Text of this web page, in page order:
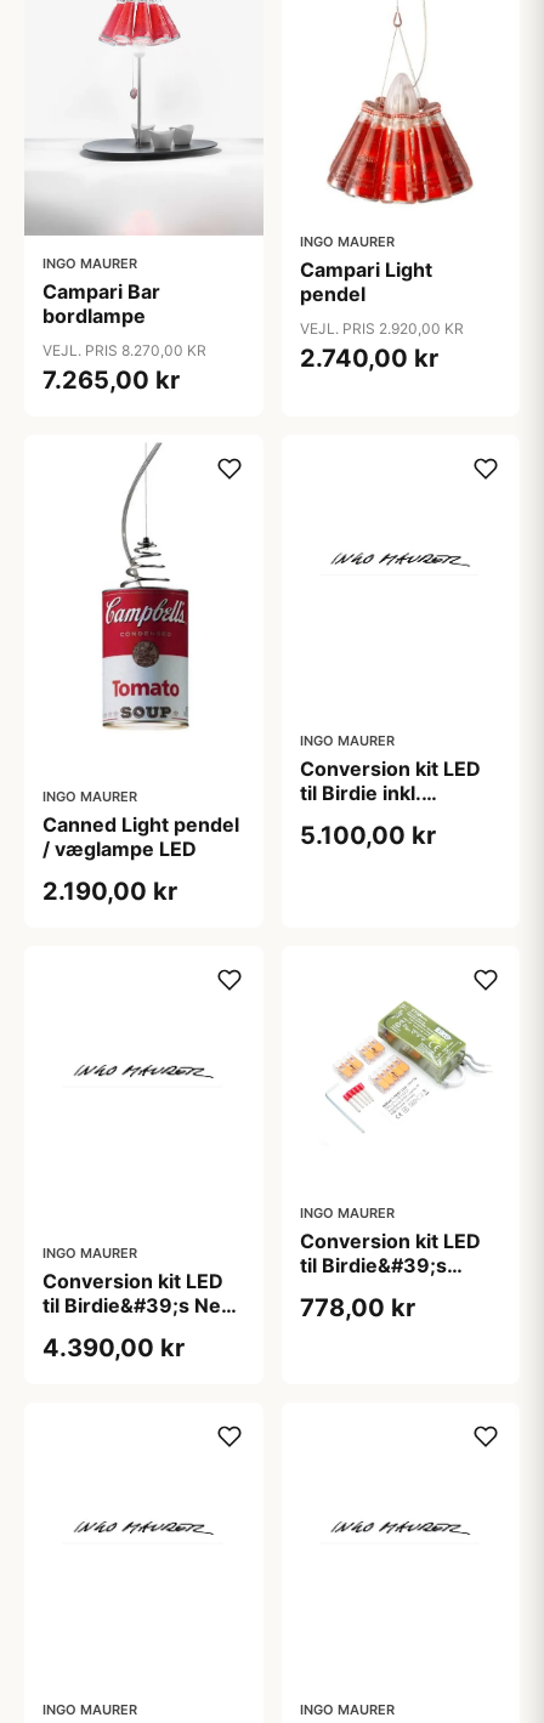
INGO MAURER
Campari Bar
bordlampe
VEJL. PRIS 8.270,00 KR
7.265,00 kr
INGO MAURER
Campari Light
pendel
VEJL. PRIS 2.920,00 KR
2.740,00 kr
INGO MAURER
Canned Light pendel
/ væglampe LED
2.190,00 kr
INGO MAURER
Conversion kit LED
til Birdie inkl.
5.100,00 kr
INGO MAURER
Conversion kit LED
til Birdie&#39;s Nest
4.390,00 kr
INGO MAURER
Conversion kit LED
til Birdie&#39;s
Lucellino Doppio,
778,00 kr
INGO MAURER INGO MAURER